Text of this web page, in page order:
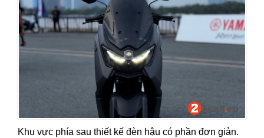
Khu vực phía sau thiết kế đèn hậu có phần đơn giản.